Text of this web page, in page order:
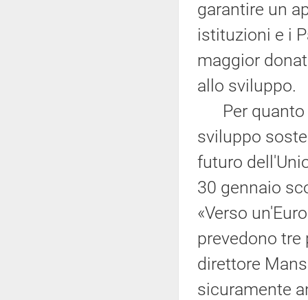
garantire un
istituzioni e i
maggior
allo sviluppo.
Per quanto
sviluppo
futuro
30 gennaio
«Verso
prevedono
direttore
sicuramente